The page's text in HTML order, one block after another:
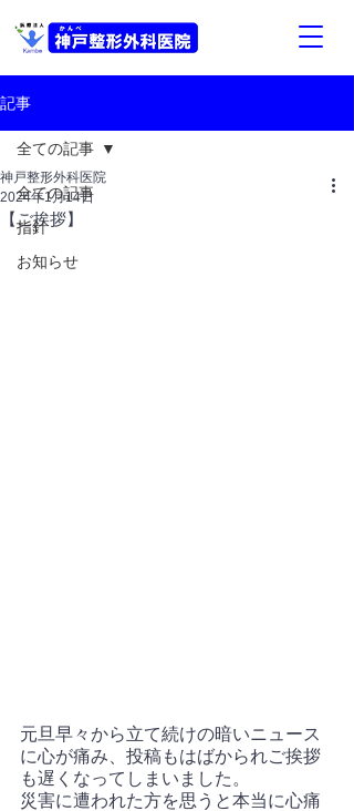
記事
全ての記事
指針
お知らせ
全ての記事
【ご挨拶】
神戸整形外科医院
2024年1月14日
元旦早々から立て続けの暗いニュース
に心が痛み、投稿もはばかられご挨拶
も遅くなってしまいました。
災害に遭われた方を思うと本当に心痛